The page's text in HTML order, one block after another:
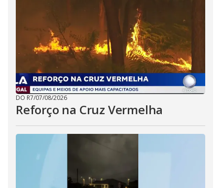
DO R7/07/08/2026
Reforço na Cruz Vermelha